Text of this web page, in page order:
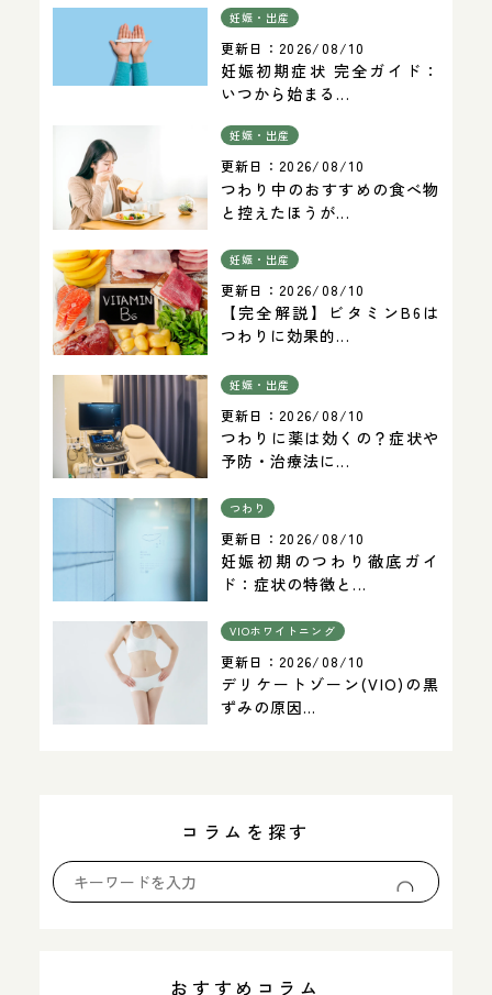
妊娠・出産
更新日： 2026/08/10
妊娠初期症状 完全ガイド：
いつから始まる...
妊娠・出産
更新日： 2026/08/10
つわり中のおすすめの食べ物
と控えたほうが...
妊娠・出産
更新日： 2026/08/10
【完全解説】ビタミンB6は
つわりに効果的...
妊娠・出産
更新日： 2026/08/10
つわりに薬は効くの？症状や
予防・治療法に...
つわり
更新日： 2026/08/10
妊娠初期のつわり徹底ガイ
ド：症状の特徴と...
VIOホワイトニング
更新日： 2026/08/10
デリケートゾーン(VIO)の黒
ずみの原因...
コラムを探す
おすすめコラム